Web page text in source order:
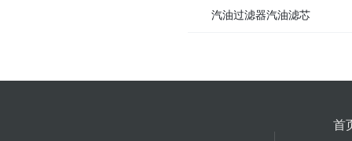
汽油过滤器汽油滤芯
首